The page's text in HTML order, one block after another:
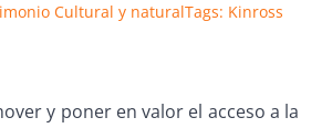
Cultural y naturalTags: Kinross
y poner en valor el acceso a la